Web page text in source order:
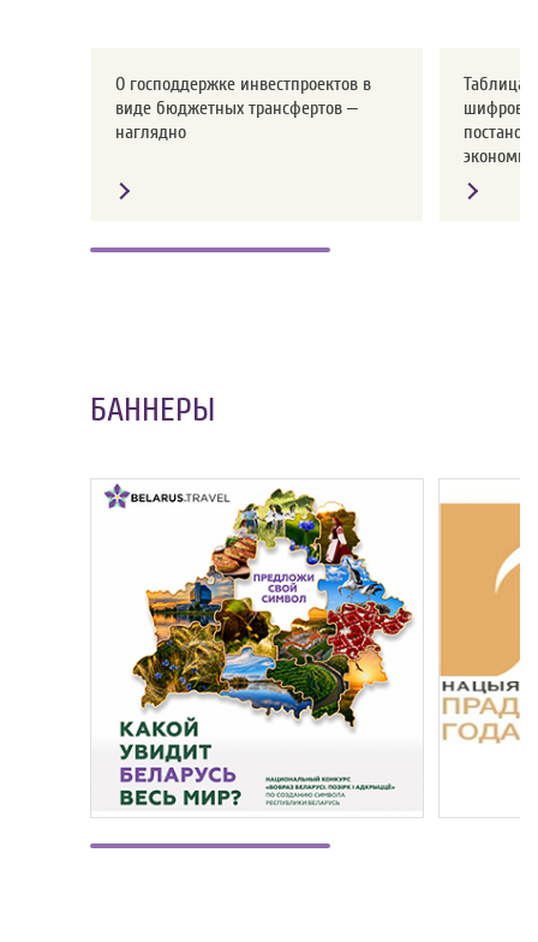
О господдержке инвестпроектов в
виде бюджетных трансфертов –
наглядно
Таблица
шифров
БАННЕРЫ